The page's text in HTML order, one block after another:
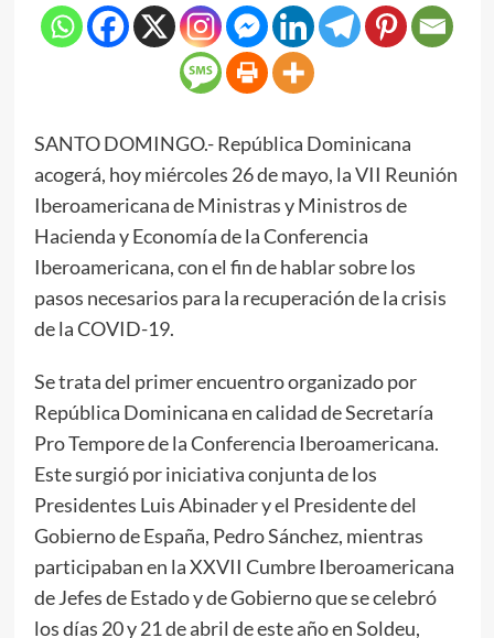
SANTO DOMINGO.- República Dominicana
acogerá, hoy miércoles 26 de mayo, la VII Reunión
Iberoamericana de Ministras y Ministros de
Hacienda y Economía de la Conferencia
Iberoamericana, con el fin de hablar sobre los
pasos necesarios para la recuperación de la crisis
de la COVID-19.
Se trata del primer encuentro organizado por
República Dominicana en calidad de Secretaría
Pro Tempore de la Conferencia Iberoamericana.
Este surgió por iniciativa conjunta de los
Presidentes Luis Abinader y el Presidente del
Gobierno de España, Pedro Sánchez, mientras
participaban en la XXVII Cumbre Iberoamericana
de Jefes de Estado y de Gobierno que se celebró
los días 20 y 21 de abril de este año en Soldeu,